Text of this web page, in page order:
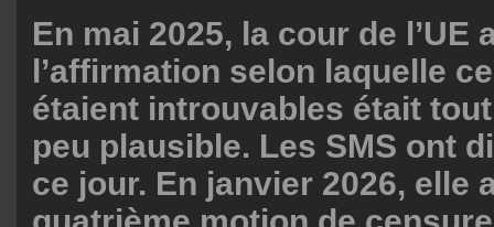
En mai 2025, la cour de l’UE
l’affirmation selon laquelle
étaient introuvables était
peu plausible. Les SMS ont
ce jour. En janvier 2026, elle